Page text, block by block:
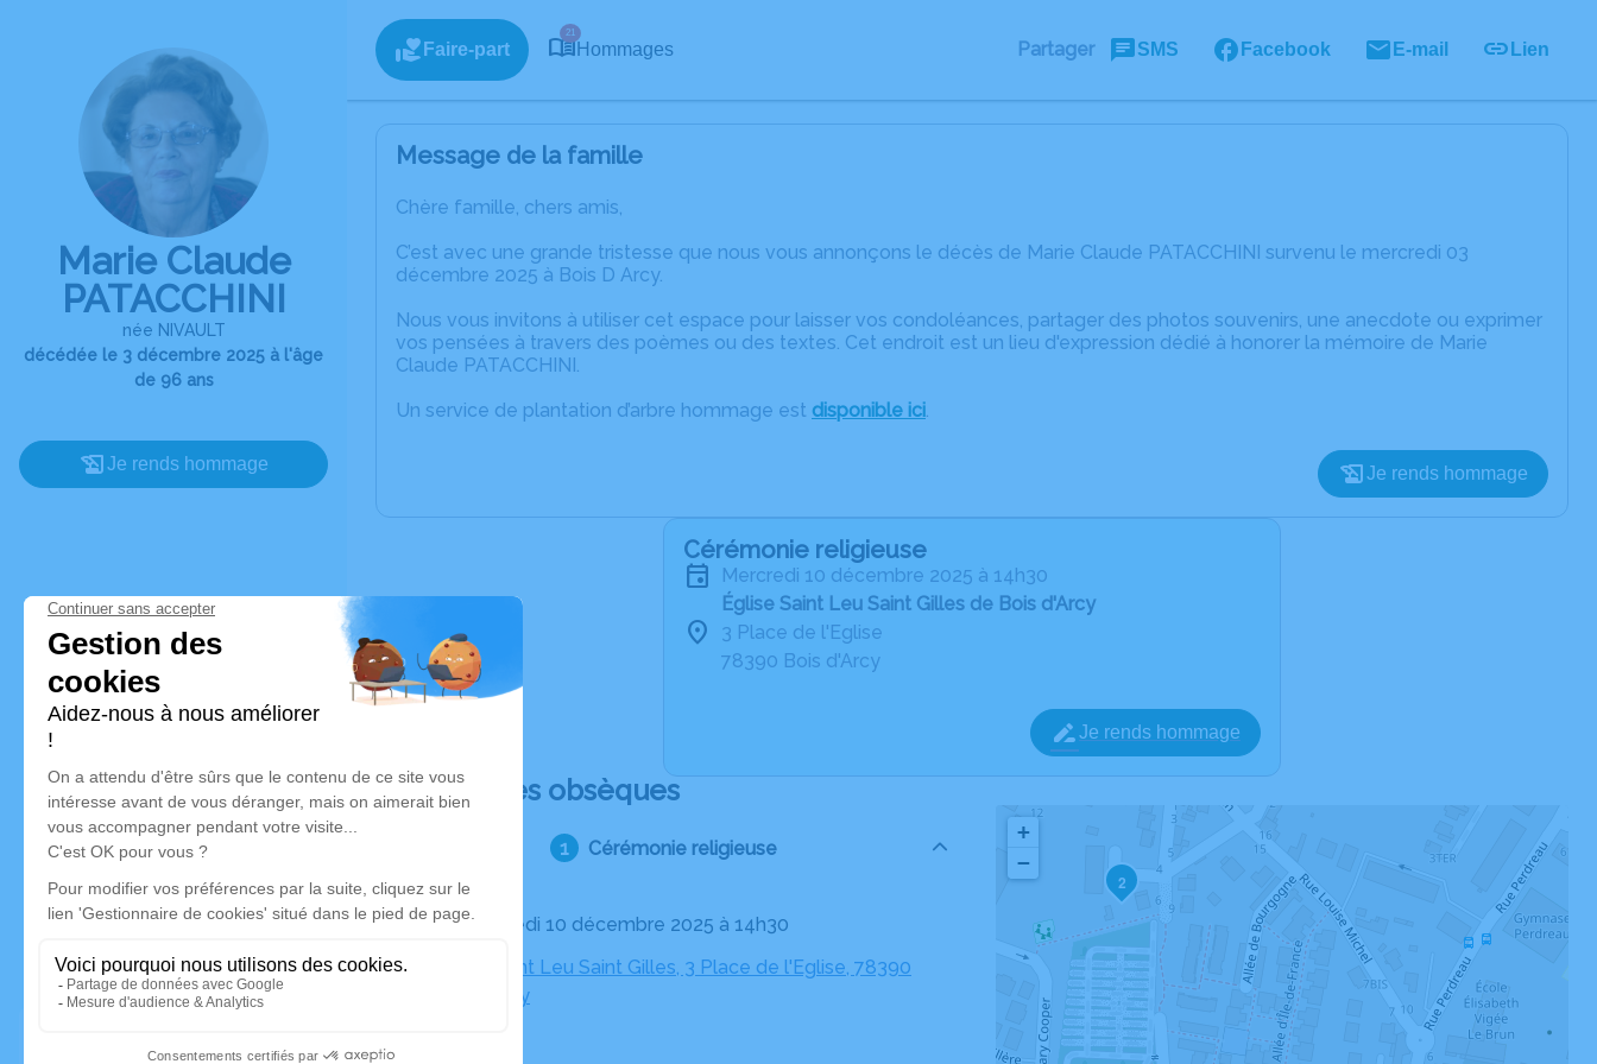
Marie Claude
PATACCHINI
née NIVAULT
décédée le 3 décembre 2025 à l'âge
de 96 ans
Je rends hommage
Faire-part
21
Hommages Partager SMS Facebook E-mail Lien
Message de la famille
Chère famille, chers amis,
C’est avec une grande tristesse que nous vous annonçons le décès de Marie Claude PATACCHINI survenu le mercredi 03
décembre 2025 à Bois D Arcy.
Nous vous invitons à utiliser cet espace pour laisser vos condoléances, partager des photos souvenirs, une anecdote ou exprimer
vos pensées à travers des poèmes ou des textes. Cet endroit est un lieu d'expression dédié à honorer la mémoire de Marie
Claude PATACCHINI.
Un service de plantation d’arbre hommage est disponible ici.
Je rends hommage
Cérémonie religieuse
mercredi 10 décembre 2025 à 14h30
Église Saint Leu Saint Gilles de Bois d'Arcy
3 Place de l'Eglise
78390 Bois d'Arcy
Je rends hommage
Déroulé des obsèques
Cérémonie religieuse
Le mercredi 10 décembre 2025 à 14h30
Église Saint Leu Saint Gilles, 3 Place de l'Eglise, 78390
Bois d'Arcy
2
+
−